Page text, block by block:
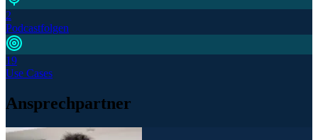
2
Podcastfolgen
19
Use Cases
Ansprechpartner